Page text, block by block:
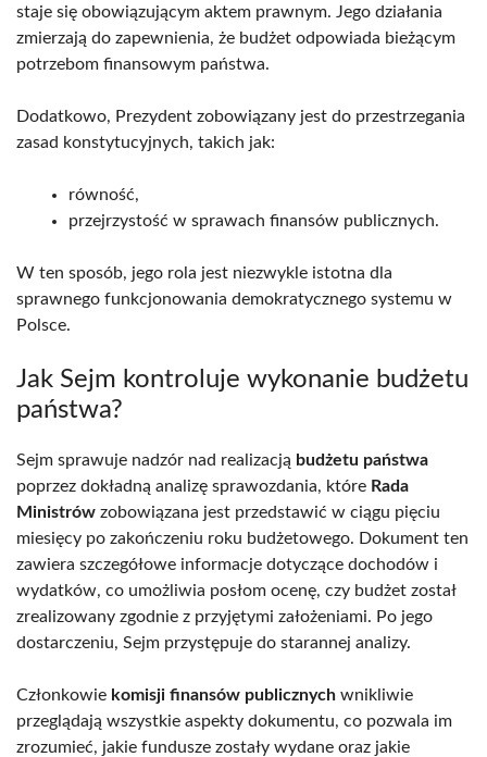
staje się obowiązującym aktem prawnym. Jego działania
zmierzają do zapewnienia, że budżet odpowiada bieżącym
potrzebom finansowym państwa.
Dodatkowo, Prezydent zobowiązany jest do przestrzegania
zasad konstytucyjnych, takich jak:
równość,
przejrzystość w sprawach finansów publicznych.
W ten sposób, jego rola jest niezwykle istotna dla
sprawnego funkcjonowania demokratycznego systemu w
Polsce.
Jak Sejm kontroluje wykonanie budżetu
państwa?
Sejm sprawuje nadzór nad realizacją budżetu państwa
poprzez dokładną analizę sprawozdania, które Rada
Ministrów zobowiązana jest przedstawić w ciągu pięciu
miesięcy po zakończeniu roku budżetowego. Dokument ten
zawiera szczegółowe informacje dotyczące dochodów i
wydatków, co umożliwia posłom ocenę, czy budżet został
zrealizowany zgodnie z przyjętymi założeniami. Po jego
dostarczeniu, Sejm przystępuje do starannej analizy.
Członkowie komisji finansów publicznych wnikliwie
przeglądają wszystkie aspekty dokumentu, co pozwala im
zrozumieć, jakie fundusze zostały wydane oraz jakie